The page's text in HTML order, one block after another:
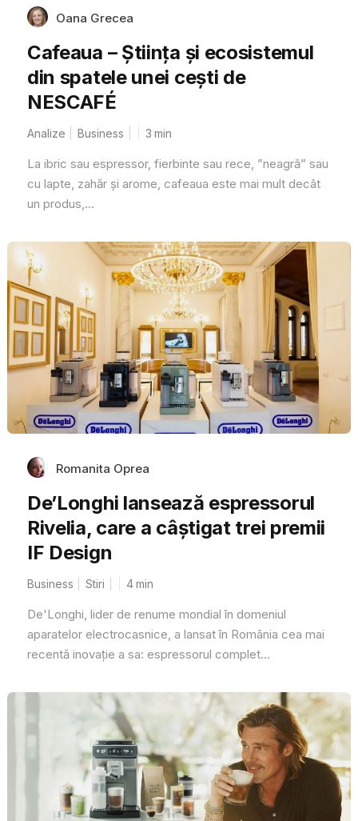
Oana Grecea
Cafeaua – Știința și ecosistemul
din spatele unei cești de
NESCAFÉ
Analize Business 3 min
La ibric sau espressor, fierbinte sau rece, ”neagră” sau
cu lapte, zahăr și arome, cafeaua este mai mult decât
un produs,...
Romanita Oprea
De’Longhi lansează espressorul
Rivelia, care a câștigat trei premii
IF Design
Business Stiri 4min
De'Longhi, lider de renume mondial în domeniul
aparatelor electrocasnice, a lansat în România cea mai
recentă inovație a sa: espressorul complet...